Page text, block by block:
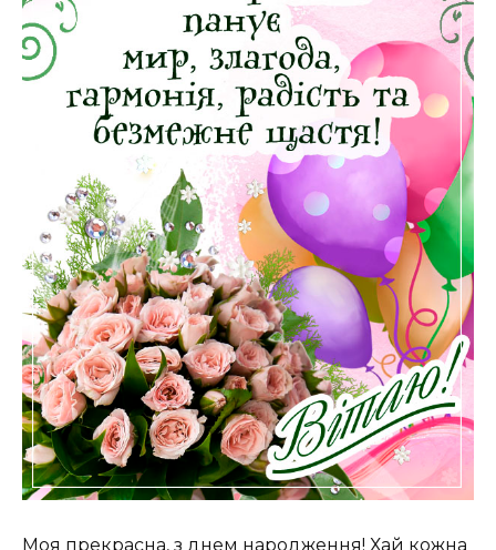
Моя прекрасна, з днем народження! Хай кожна